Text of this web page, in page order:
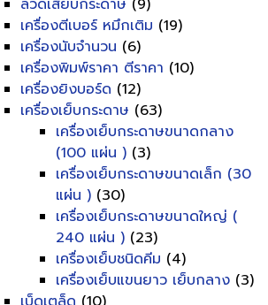
ลวดเสียบกระดาษ (9)
เครื่องตีเบอร์ หมึกเติม (19)
เครื่องนับจำนวน (6)
เครื่องพิมพ์ราคา ตีราคา (10)
เครื่องยิงบอร์ด (12)
เครื่องเย็บกระดาษ (63)
เครื่องเย็บกระดาษขนาดกลาง
(100 แผ่น ) (3)
เครื่องเย็บกระดาษขนาดเล็ก (30
แผ่น ) (30)
เครื่องเย็บกระดาษขนาดใหญ่ (
240 แผ่น ) (23)
เครื่องเย็บชนิดคีม (4)
เครื่องเย็บแขนยาว เย็บกลาง (3)